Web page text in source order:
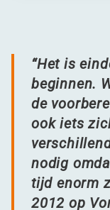
“Het is
beginnen.
de
ook iets
nodig
tijd enorm
2012 op